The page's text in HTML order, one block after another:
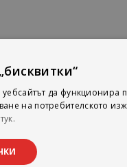
да функционира
на потребителското